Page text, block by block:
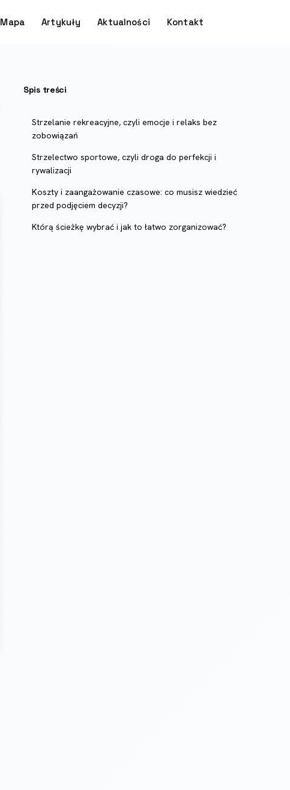
Mapa Artykuły Aktualności Kontakt
Spis treści
Strzelanie rekreacyjne, czyli emocje i relaks bez
zobowiązań
Strzelectwo sportowe, czyli droga do perfekcji i
rywalizacji
Koszty i zaangażowanie czasowe: co musisz wiedzieć
przed podjęciem decyzji?
Którą ścieżkę wybrać i jak to łatwo zorganizować?